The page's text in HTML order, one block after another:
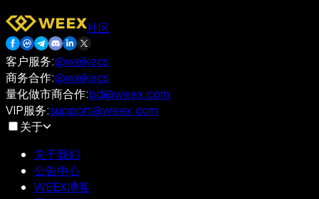
社区
客户服务:@weikecs
商务合作:@weikecs
量化做市商合作:bd@weex.com
VIP服务:support@weex.com
关于
关于我们
公告中心
WEEX博客